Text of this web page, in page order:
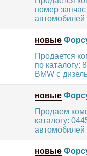
номер
автомобилей
новые
Продается
по
BMW с
новые
Продаем
каталогу:
автомобилей
новые